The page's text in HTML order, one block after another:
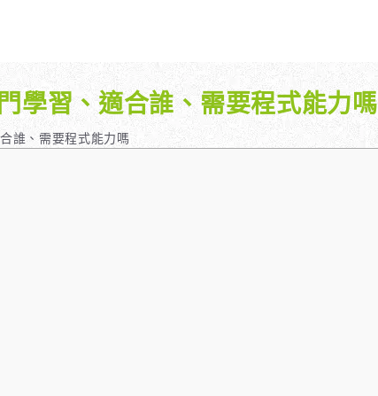
全面優化網站語法：提升SEO表現
關鍵字分析：精準制定SEO策略
供哪些 SEO 服務？
道哪些服務最適合我的業務？
廣告行銷基礎知識
廣告平台與策略選擇
學習、適合誰、需要程式能力嗎
誰、需要程式能力嗎